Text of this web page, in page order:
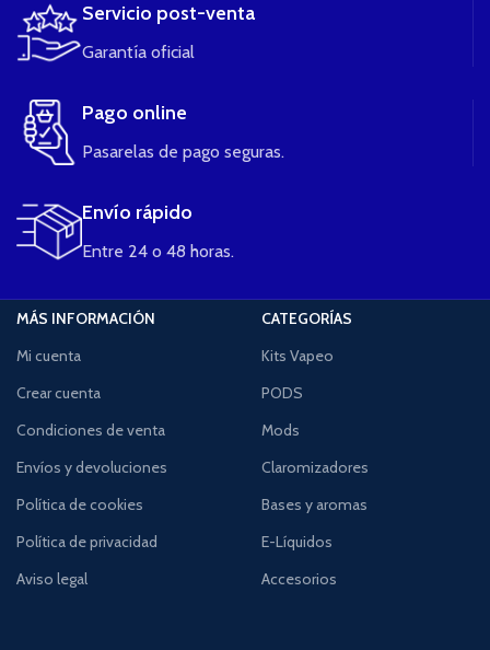
Servicio post-venta
Garantía oficial
Pago online
Pasarelas de pago seguras.
Envío rápido
Entre 24 o 48 horas.
MÁS INFORMACIÓN
Mi cuenta
Crear cuenta
Condiciones de venta
Envíos y devoluciones
Política de cookies
Política de privacidad
Aviso legal
CATEGORÍAS
Kits Vapeo
PODS
Mods
Claromizadores
Bases y aromas
E-Líquidos
Accesorios